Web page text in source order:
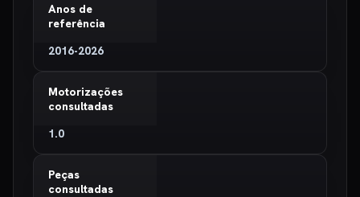
Anos de
referência
2016-2026
Motorizações
consultadas
1.0
Peças
consultadas